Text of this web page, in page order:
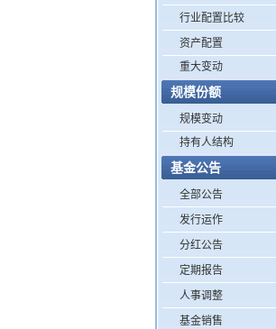
行业配置比较
资产配置
重大变动
规模份额
规模变动
持有人结构
基金公告
全部公告
发行运作
分红公告
定期报告
人事调整
基金销售